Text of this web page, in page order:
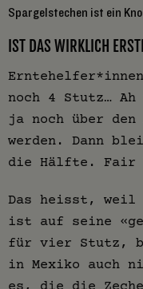
Spargelstechen ist ein
IST DAS WIRKLICH
noch 4 Stutz… Ah
ja noch über
werden. Dann
die Hälfte. Fair
Das heisst, weil
ist auf seine
für vier Stutz,
in Mexiko auch
es, die die